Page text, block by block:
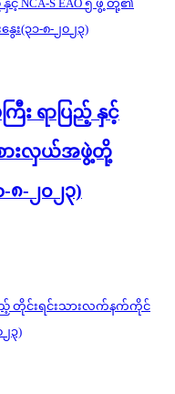
ြီး ရာပြည့် နှင့်
စားလှယ်အဖွဲ့တို့
-၂၀၂၃)